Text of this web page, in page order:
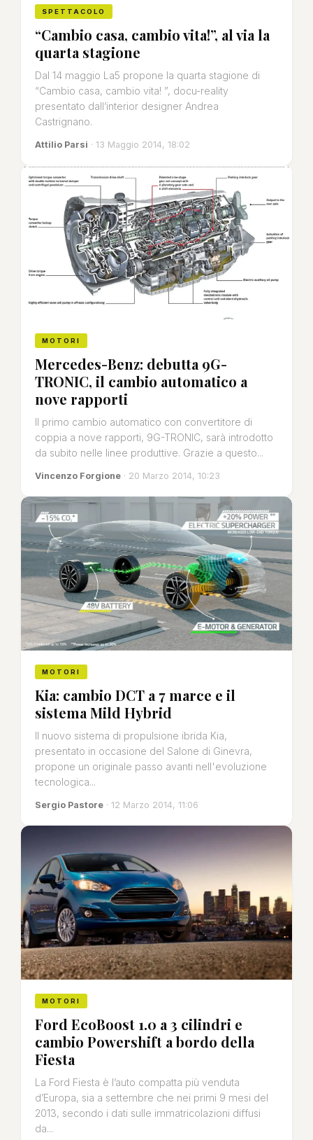
SPETTACOLO
“Cambio casa, cambio vita!”, al via la
quarta stagione
Dal 14 maggio La5 propone la quarta stagione di
“Cambio casa, cambio vita! ”, docu-reality
presentato dall’interior designer Andrea
Castrignano.
Attilio Parsi · 13 Maggio 2014, 18:02
MOTORI
Mercedes-Benz: debutta 9G-
TRONIC, il cambio automatico a
nove rapporti
Il primo cambio automatico con convertitore di
coppia a nove rapporti, 9G-TRONIC, sarà introdotto
da subito nelle linee produttive. Grazie a questo...
Vincenzo Forgione · 20 Marzo 2014, 10:23
MOTORI
Kia: cambio DCT a 7 marce e il
sistema Mild Hybrid
Il nuovo sistema di propulsione ibrida Kia,
presentato in occasione del Salone di Ginevra,
propone un originale passo avanti nell'evoluzione
tecnologica...
Sergio Pastore · 12 Marzo 2014, 11:06
MOTORI
Ford EcoBoost 1.0 a 3 cilindri e
cambio Powershift a bordo della
Fiesta
La Ford Fiesta è l’auto compatta più venduta
d’Europa, sia a settembre che nei primi 9 mesi del
2013, secondo i dati sulle immatricolazioni diffusi
da...